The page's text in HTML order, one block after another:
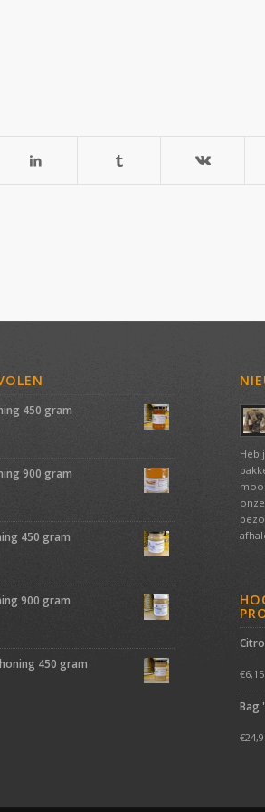
450 gram
900 gram
450 gram
900 gram
450 gram
Heb
€6,15
Bag
€